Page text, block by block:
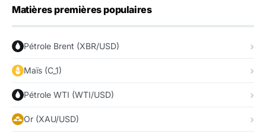
Matières premières populaires
Pétrole Brent (XBR/USD)
Maïs (C_1)
Pétrole WTI (WTI/USD)
Or (XAU/USD)